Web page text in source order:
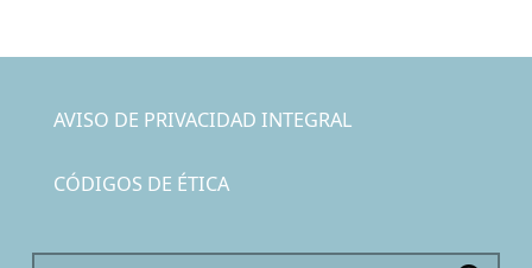
AVISO DE PRIVACIDAD INTEGRAL
CÓDIGOS DE ÉTICA
Buscar: